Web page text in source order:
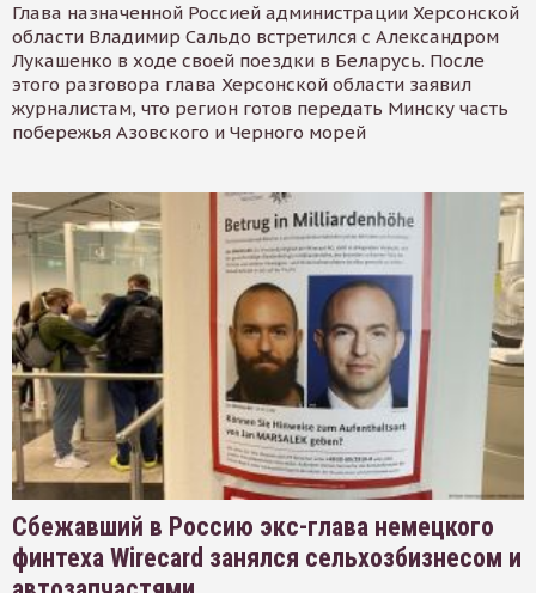
Глава назначенной Россией администрации Херсонской
области Владимир Сальдо встретился с Александром
Лукашенко в ходе своей поездки в Беларусь. После
этого разговора глава Херсонской области заявил
журналистам, что регион готов передать Минску часть
побережья Азовского и Черного морей
Сбежавший в Россию экс-глава немецкого
финтеха Wirecard занялся сельхозбизнесом и